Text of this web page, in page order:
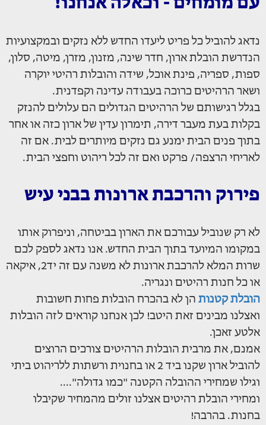
עם מומחים - וכאלה אנחנו!
נדאג להוביל כל פריט ליעדו החדש ללא נזקים ובמקצועיות
הנדרשת הובלת ארון, חדר שינה, מזנון, מזרן, מיטה, סלון,
ספות, ספריה, פינת אוכל, שידה והובלות רהיטי יוקרה
ושאר הרהיטים כרוכה בעבודה עדינה וקפדנית.
בגלל רגישותם של הרהיטים הגדולים הם עלולים להנזק
בקלות בעת מעבר דירה, תימרון עדין של ארון כזה או אחר
בתוך פנים הבית ימנע גם נזקים מיותרים לבית. אם זה
לאריחי הרצפה/ פרקט ואם זה לכל ריהוט וחפצי הבית.
פירוק והרכבת ארונות בבני עיש
לא רק שנוביל עבורכם את הארון בביטחה, וניפרוק אותו
במקומו המיועד בתוך הבית החדש. אנו נדאג לספק לכם
שרות המלא להרכבת ארונות לא משנה עם זה יד2, איקאה
או כל חנות רהיטים ונגריה.
הובלת קטנות הן לא בהכרח הובלות פחות חשובות
ואצלנו מבינים זאת היטב! לכן אנחנו קוראים לזה הובלות
אלטע זאכן.
אמנם, את מרבית הובלות הרהיטים צורכים הרוצים
להוביל ארון שקנו ביד 2 או בחנוית ורשתות ללריהוט ביתי
וגילו שמחירי ההובלה הקטנה "כמו גדולה"....
ומחירי הובלת רהיטים אצלנו זולים מהמחיר שקיבלו
בחנות. בהרבה!